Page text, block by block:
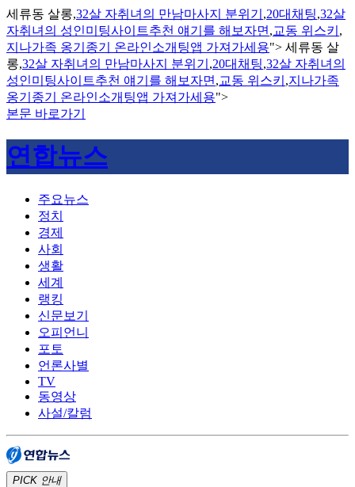
세류동 살롱,32살 자취녀의 만남마사지 분위기 ,20대채팅,32살
자취녀의 성인미팅사이트추천 얘기를 해보자면 ,교동 위스키 ,
지나가족 옹기종기 온라인소개팅앱 가져가세용"> 세류동 살
롱,32살 자취녀의 만남마사지 분위기 ,20대채팅,32살 자취녀의
성인미팅사이트추천 얘기를 해보자면 ,교동 위스키 ,지나가족
옹기종기 온라인소개팅앱 가져가세용">
본문 바로가기
연합뉴스
주요뉴스
정치
경제
사회
생활
세계
랭킹
신문보기
오피언니
포토
언론사별
TV
동영상
사설/칼럼
PICK 안내